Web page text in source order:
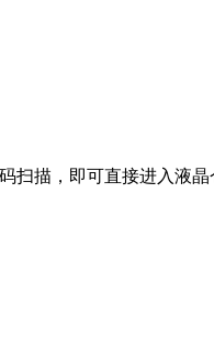
扫描，即可直接进入液晶